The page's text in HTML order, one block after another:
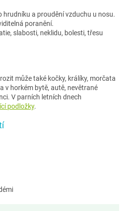
hrudníku a proudění vzduchu u nosu.
poranění.
slabosti, neklidu, bolesti, třesu
může také kočky, králíky, morčata
v horkém bytě, autě, nevětrané
V parních letních dnech
podložky.